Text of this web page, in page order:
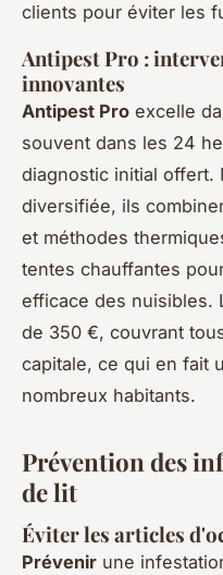
clients pour éviter les
Antipest Pro :
innovantes
Antipest Pro excelle
souvent dans les 24
diagnostic initial offert.
diversifiée, ils
et méthodes
tentes chauffantes
efficace des nuisibles.
de 350 €, couvrant
capitale, ce qui en fait
nombreux habitants.
Prévention des
de lit
Éviter les articles
Prévenir une